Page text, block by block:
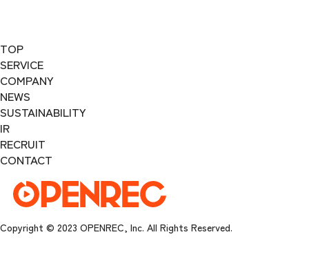
Copyright © 2023 OPENREC, Inc. All Rights Reserved.
TOP
SERVICE
COMPANY
NEWS
SUSTAINABILITY
IR
RECRUIT
CONTACT